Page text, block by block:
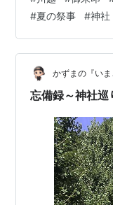
でのようです。
蒻しゃぼん石鹸』
てもかわいい✨️
まりにも気持ちよ
が多くあるのです
か！ というと…
#夏の祭事 #神社
かずまの『いま
忘備録～神社